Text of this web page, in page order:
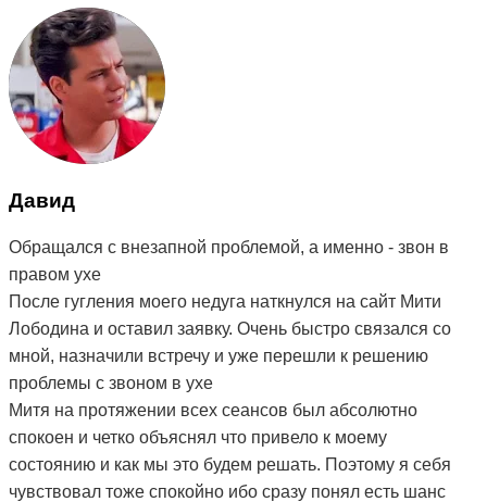
Давид
Обращался с внезапной проблемой, а именно - звон в
правом ухе
После гугления моего недуга наткнулся на сайт Мити
Лободина и оставил заявку. Очень быстро связался со
мной, назначили встречу и уже перешли к решению
проблемы с звоном в ухе
Митя на протяжении всех сеансов был абсолютно
спокоен и четко объяснял что привело к моему
состоянию и как мы это будем решать. Поэтому я себя
чувствовал тоже спокойно ибо сразу понял есть шанс